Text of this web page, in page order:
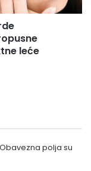
leće
Obavezna polja su